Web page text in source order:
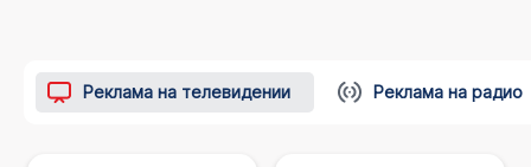
Реклама на телевидении Реклама на радио